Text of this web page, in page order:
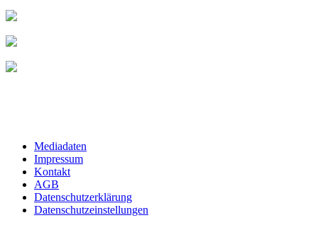
Mediadaten
Impressum
Kontakt
AGB
Datenschutzerklärung
Datenschutzeinstellungen